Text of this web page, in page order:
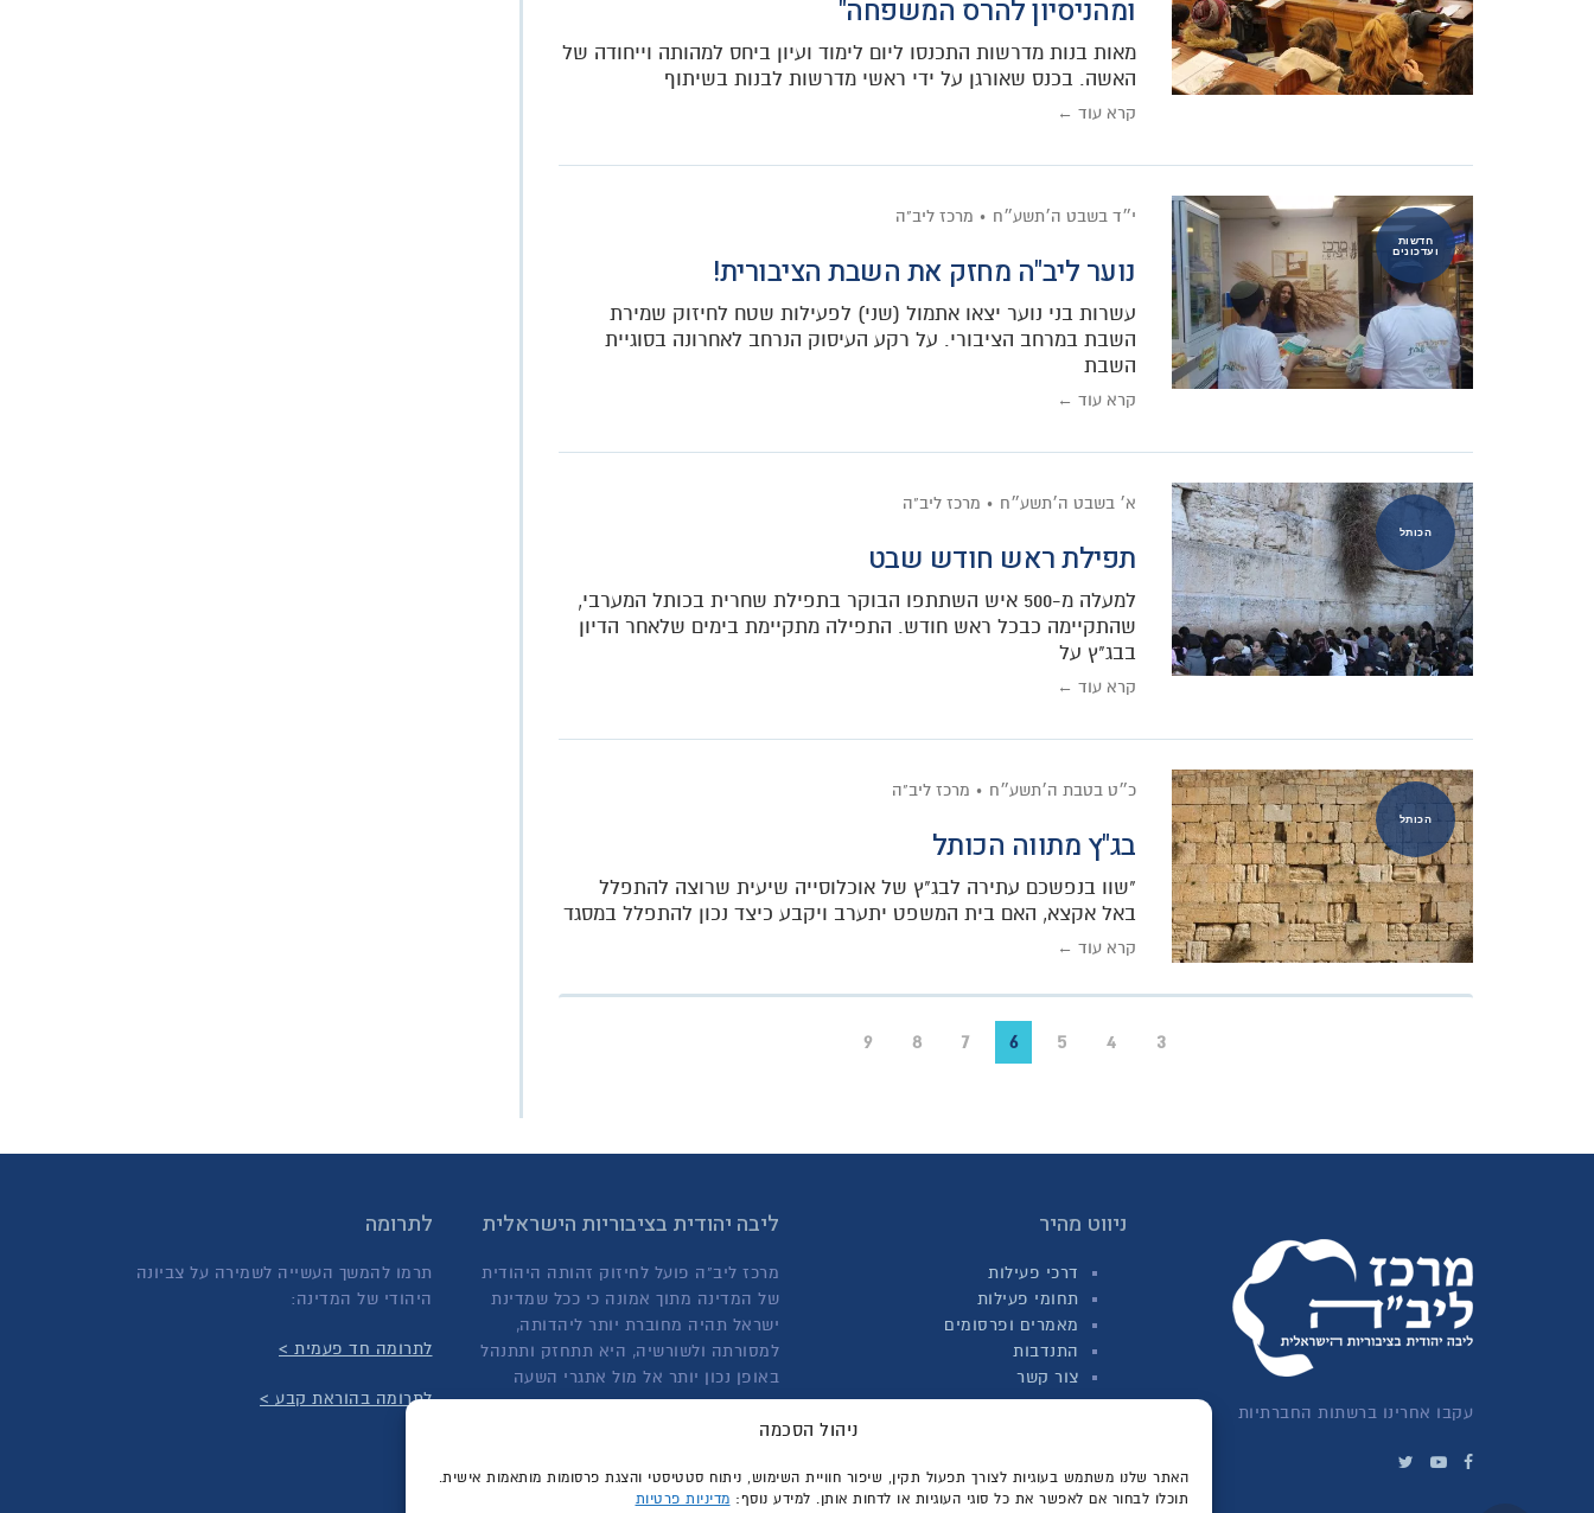
ניהול הסכמה
האתר שלנו משתמש בעוגיות לצורך תפעול תקין, שיפור חוויית השימוש, ניתוח סטטיסטי והצגת פרסומות מותאמות אישית.
תוכלו לבחור אם לאפשר את כל סוגי העוגיות או לדחות אותן. למידע נוסף: מדיניות פרטיות
ומהניסיון להרס המשפחה"
מאות בנות מדרשות התכנסו ליום לימוד ועיון ביחס למהותה וייחודה של
האשה. בכנס שאורגן על ידי ראשי מדרשות לבנות בשיתוף
קרא עוד ←
חדשות
ועדכונים
י״ד בשבט ה׳תשע״ח מרכז ליב"ה
נוער ליב"ה מחזק את השבת הציבורית!
עשרות בני נוער יצאו אתמול (שני) לפעילות שטח לחיזוק שמירת
השבת במרחב הציבורי. על רקע העיסוק הנרחב לאחרונה בסוגיית
השבת
קרא עוד ←
הכותל
א׳ בשבט ה׳תשע״ח מרכז ליב"ה
תפילת ראש חודש שבט
למעלה מ-500 איש השתתפו הבוקר בתפילת שחרית בכותל המערבי,
שהתקיימה כבכל ראש חודש. התפילה מתקיימת בימים שלאחר הדיון
בבג"ץ על
קרא עוד ←
הכותל
כ״ט בטבת ה׳תשע״ח מרכז ליב"ה
בג"ץ מתווה הכותל
"שוו בנפשכם עתירה לבג"ץ של אוכלוסייה שיעית שרוצה להתפלל
באל אקצא, האם בית המשפט יתערב ויקבע כיצד נכון להתפלל במסגד
קרא עוד ←
3
4
5
6
7
8
9
עקבו אחרינו ברשתות החברתיות
ניווט מהיר
דרכי פעילות
תחומי פעילות
מאמרים ופרסומים
התנדבות
צור קשר
ליבה יהודית בציבוריות הישראלית
מרכז ליב"ה פועל לחיזוק זהותה היהודית
של המדינה מתוך אמונה כי ככל שמדינת
ישראל תהיה מחוברת יותר ליהדותה,
למסורתה ולשורשיה, היא תתחזק ותתנהל
באופן נכון יותר אל מול אתגרי השעה
קרא עוד אודותינו >
לתרומה
תרמו להמשך העשייה לשמירה על צביונה
היהודי של המדינה:
לתרומה חד פעמית >
לתרומה בהוראת קבע >